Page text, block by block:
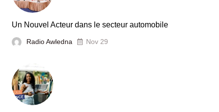
France
Un Nouvel Acteur dans le secteur automobile
Radio Awledna Nov 29